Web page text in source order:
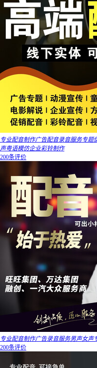
专业配音制作广告配音录音服务专
声粤语模仿企业彩铃制作
200条评价
专业配音制作广告录音服务男声女声
200条评价